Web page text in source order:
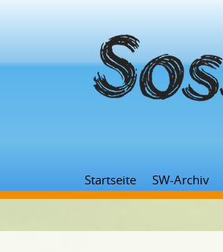
Startseite SW-Archiv